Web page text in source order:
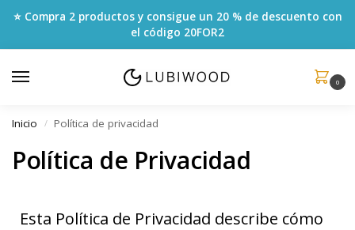
⭐ Compra 2 productos y consigue un 20 % de descuento con
el código 20FOR2
0
Inicio / Política de privacidad
Política de Privacidad
Esta Política de Privacidad describe cómo